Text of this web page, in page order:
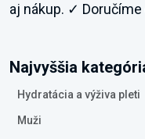
aj nákup. ✓ Doručíme
Najvyššia
Hydratácia a výživa pleti
Muži